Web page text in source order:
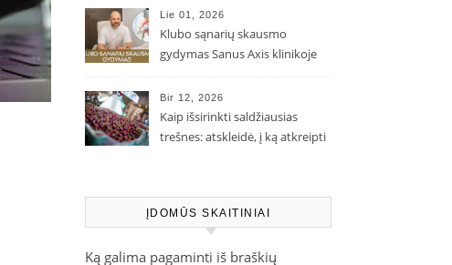
Lie 01, 2026
Klubo sąnarių skausmo
gydymas Sanus Axis klinikoje
Bir 12, 2026
Kaip išsirinkti saldžiausias
trešnes: atskleidė, į ką atkreipti
ĮDOMŪS SKAITINIAI
Ką galima pagaminti iš braškių